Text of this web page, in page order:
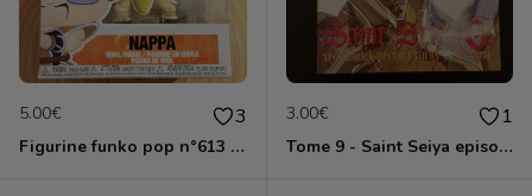
5.00€ 3
Figurine funko pop n°613 - Dragon ball z - Nappa
3.00€ 1
Tome 9 - Saint Seiya episode G